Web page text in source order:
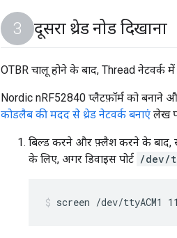
दूसरा थ्रेड नोड दिखाना
OTBR चालू होने के बाद, Thread
Nordic nRF52840 प्लैटफ़ॉर्म को बनाने
कोडलैब की मदद से थ्रेड नेटवर्क बनाएं लेख
बिल्ड करने और फ़्लैश करने के बाद,
के लिए, अगर डिवाइस पोर्ट /dev/
screen /dev/ttyACM1